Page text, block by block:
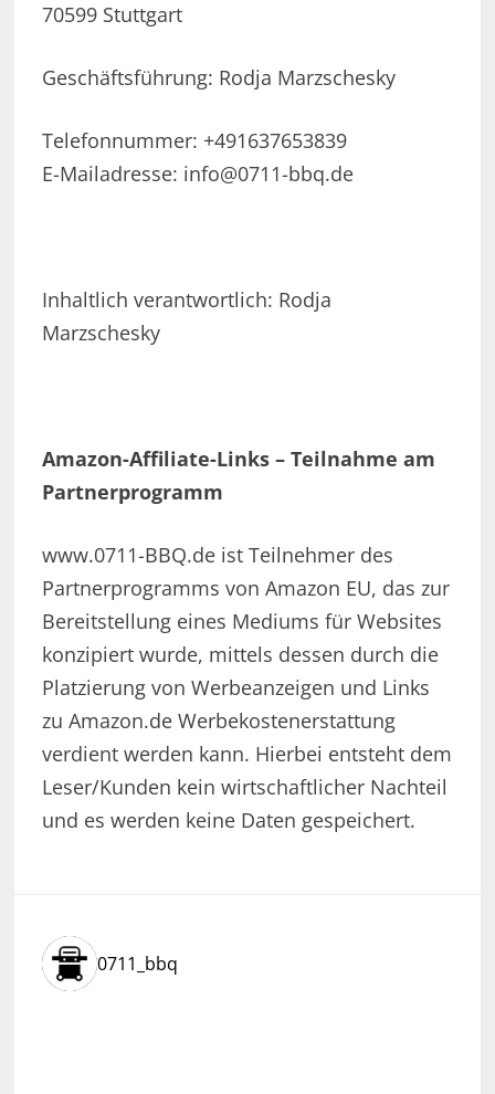
70599 Stuttgart
Geschäftsführung: Rodja Marzschesky
Telefonnummer: +491637653839
E-Mailadresse: info@0711-bbq.de
Inhaltlich verantwortlich: Rodja
Marzschesky
Amazon-Affiliate-Links – Teilnahme am
Partnerprogramm
www.0711-BBQ.de ist Teilnehmer des
Partnerprogramms von Amazon EU, das zur
Bereitstellung eines Mediums für Websites
konzipiert wurde, mittels dessen durch die
Platzierung von Werbeanzeigen und Links
zu Amazon.de Werbekostenerstattung
verdient werden kann. Hierbei entsteht dem
Leser/Kunden kein wirtschaftlicher Nachteil
und es werden keine Daten gespeichert.
0711_bbq